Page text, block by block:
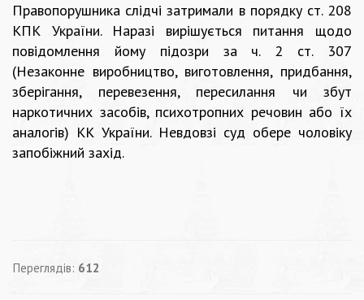
Правопорушника слідчі затримали в порядку ст. 208
КПК України. Наразі вирішується питання щодо
повідомлення йому підозри за ч. 2 ст. 307
(Незаконне виробництво, виготовлення, придбання,
зберігання, перевезення, пересилання чи збут
наркотичних засобів, психотропних речовин або їх
аналогів) КК України. Невдовзі суд обере чоловіку
запобіжний захід.
Переглядів: 612